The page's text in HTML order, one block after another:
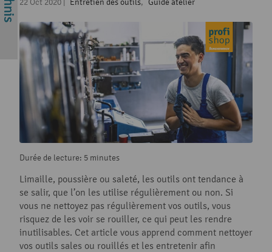
22 Oct 2020 Entretien des outils, Guide atelier
Durée de lecture: 5 minutes
Limaille, poussière ou saleté, les outils ont tendance à
se salir, que l’on les utilise régulièrement ou non. Si
vous ne nettoyez pas régulièrement vos outils, vous
risquez de les voir se rouiller, ce qui peut les rendre
inutilisables. Cet article vous apprend comment nettoyer
vos outils sales ou rouillés et les entretenir afin